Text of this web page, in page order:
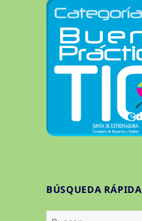
BÚSQUEDA RÁPIDA
Buscar: